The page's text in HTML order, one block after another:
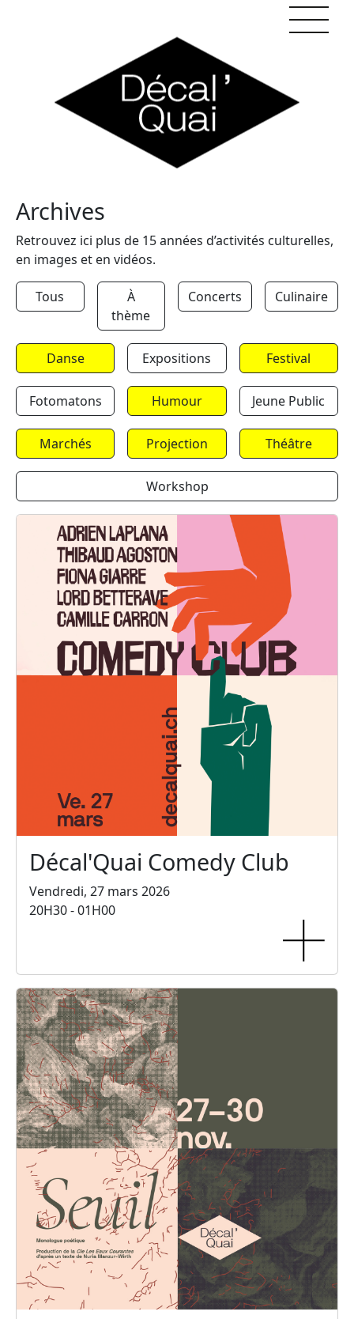
Archives
Retrouvez ici plus de 15 années d’activités culturelles,
en images et en vidéos.
Tous
À
thème
Concerts Culinaire
Danse Expositions Festival
Fotomatons Humour Jeune Public
Marchés Projection Théâtre
Workshop
Décal'Quai Comedy Club
Vendredi, 27 mars 2026
20H30 - 01H00